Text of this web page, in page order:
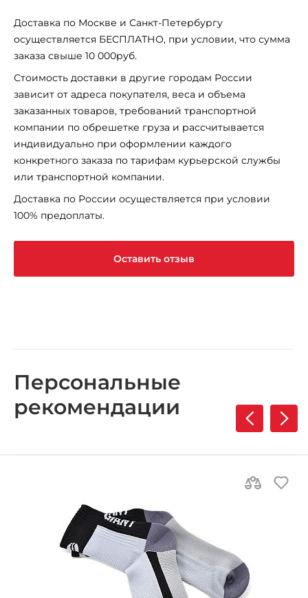
Доставка по Москве и Санкт-Петербургу
осуществляется БЕСПЛАТНО, при условии, что сумма
заказа свыше 10 000руб.
Стоимость доставки в другие городам России
зависит от адреса покупателя, веса и объема
заказанных товаров, требований транспортной
компании по обрешетке груза и рассчитывается
индивидуально при оформлении каждого
конкретного заказа по тарифам курьерской службы
или транспортной компании.
Доставка по России осуществляется при условии
100% предоплаты.
Оставить отзыв
Персональные
рекомендации